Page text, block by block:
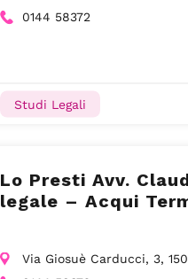
0144 58372
Studi Legali
Lo Presti Avv.
legale – Acqui
Via Giosuè Carducci, 3,